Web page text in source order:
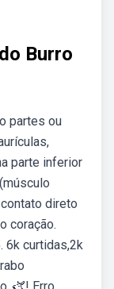
Burro
partes ou
parte inferior
direto
coração.
6k curtidas,2k